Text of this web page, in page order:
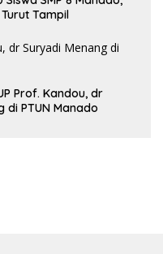
Tampil
Prof. Kandou, dr
di PTUN Manado